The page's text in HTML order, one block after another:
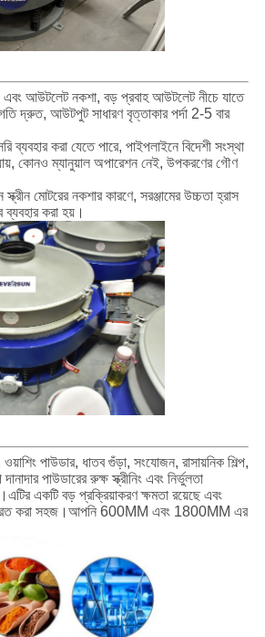
আউটলেট নকশা, বড় প্রবাহ আউটলেট নীচে যাতে
গতি দ্রুত, আউটপুট সাধারণ বৃত্তাকার পর্দা 2-5 বার
ব্যবহার করা যেতে পারে, পাইপলাইনে বিদেশী সংস্থা
কোনও ম্যানুয়াল অপারেশন নেই, উপকরণের গৌণ
মোটরের নকশার কারণে, সরঞ্জামের উচ্চতা হ্রাস
ব্যবহার করা হয়।
ওয়াশিং পাউডার, ধাতব গুঁড়া, সংযোজন, রাসায়নিক শিল্প,
পাউডারের রুক্ষ স্ক্রীনিং এবং নির্ভুলতা
একটি বড় প্রক্রিয়াকরণ ক্ষমতা রয়েছে এবং
করা সহজ।আপনি 600MM এবং 1800MM এর